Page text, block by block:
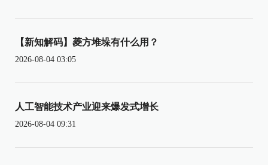
【新知解码】菱方堆垛有什么用？
2026-08-04 03:05
人工智能技术产业迎来爆发式增长
2026-08-04 09:31